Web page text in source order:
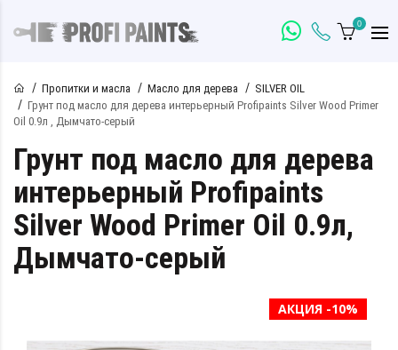
0
Пропитки и масла Масло для дерева
SILVER OIL
Грунт под масло для дерева интерьерный Profipaints Silver Wood Primer
Oil 0.9л , Дымчато-серый
Грунт под масло для дерева
интерьерный Profipaints
Silver Wood Primer Oil 0.9л,
Дымчато-серый
АКЦИЯ -10%